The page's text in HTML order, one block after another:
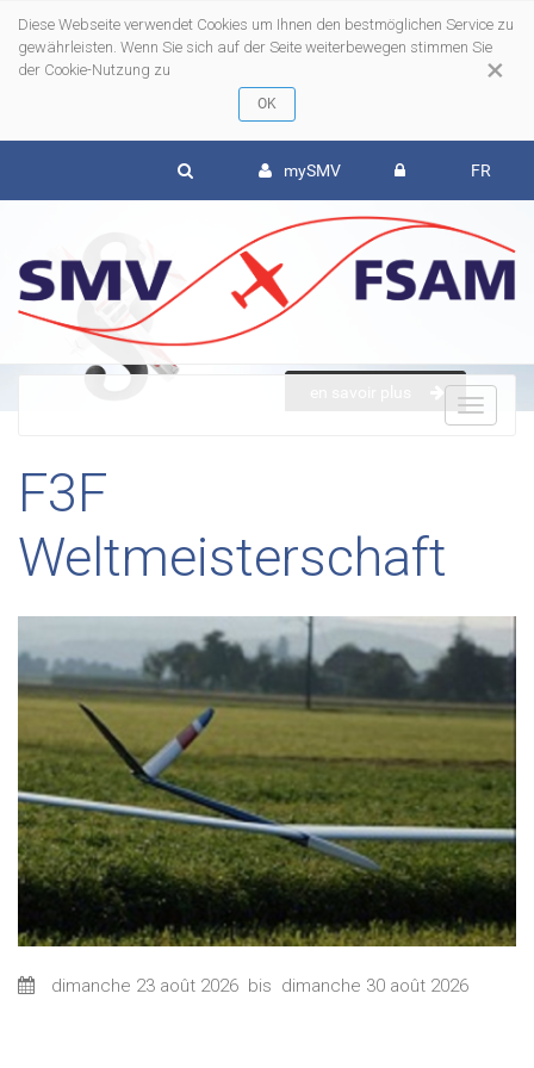
×
Diese Webseite verwendet Cookies um Ihnen den bestmöglichen Service zu
gewährleisten. Wenn Sie sich auf der Seite weiterbewegen stimmen Sie
der Cookie-Nutzung zu
mySMV FR
F3F
Weltmeisterschaft
dimanche 23 août 2026 bis dimanche 30 août 2026